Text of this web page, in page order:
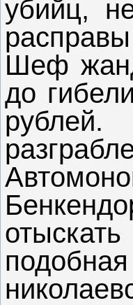
убийц,
Шеф
до